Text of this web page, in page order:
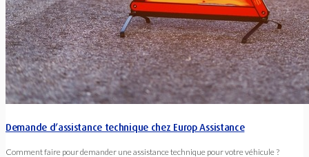
Demande d’assistance technique chez Europ Assistance
Comment faire pour demander une assistance technique pour votre véhicule ?